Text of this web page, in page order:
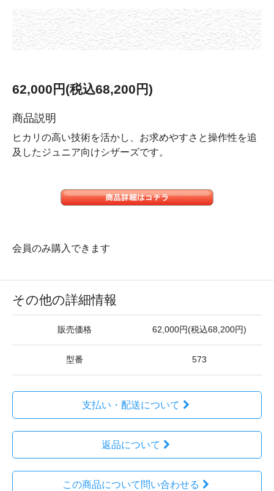
62,000円(税込68,200円)
商品説明
ヒカリの高い技術を活かし、お求めやすさと操作性を追
及したジュニア向けシザーズです。
会員のみ購入できます
その他の詳細情報
販売価格 62,000円(税込68,200円)
型番 573
支払い・配送について
返品について
この商品について問い合わせる